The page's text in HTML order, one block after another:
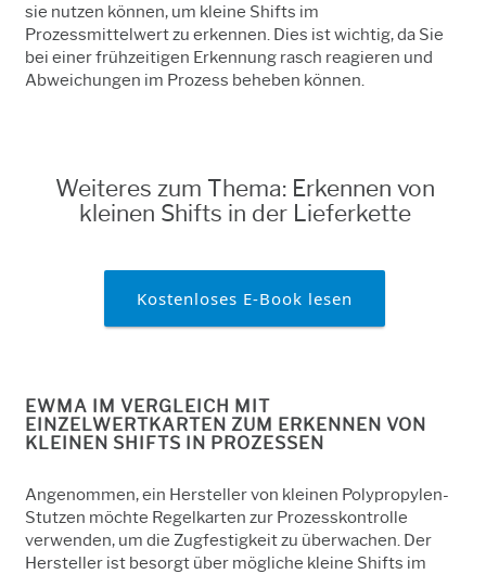
sie nutzen können, um kleine Shifts im
Prozessmittelwert zu erkennen. Dies ist wichtig, da Sie
bei einer frühzeitigen Erkennung rasch reagieren und
Abweichungen im Prozess beheben können.
Weiteres zum Thema: Erkennen von
kleinen Shifts in der Lieferkette
Kostenloses E-Book lesen
EWMA IM VERGLEICH MIT
EINZELWERTKARTEN ZUM ERKENNEN VON
KLEINEN SHIFTS IN PROZESSEN
Angenommen, ein Hersteller von kleinen Polypropylen-
Stutzen möchte Regelkarten zur Prozesskontrolle
verwenden, um die Zugfestigkeit zu überwachen. Der
Hersteller ist besorgt über mögliche kleine Shifts im